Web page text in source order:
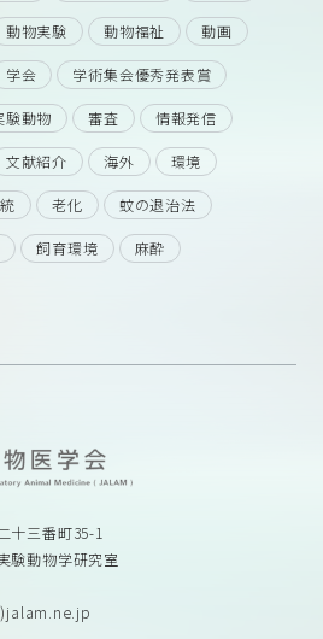
動物実験 動物福祉 動画
学会 学術集会優秀発表賞
験動物 審査 情報発信
文献紹介 海外 環境
老化 蚊の退治法
飼育環境 麻酔
十三番町35-1
験動物学研究室